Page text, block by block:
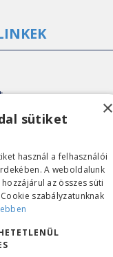
×
sütiket
használ a felhasználói
A weboldalunk
az összes süti
szabályzatunknak